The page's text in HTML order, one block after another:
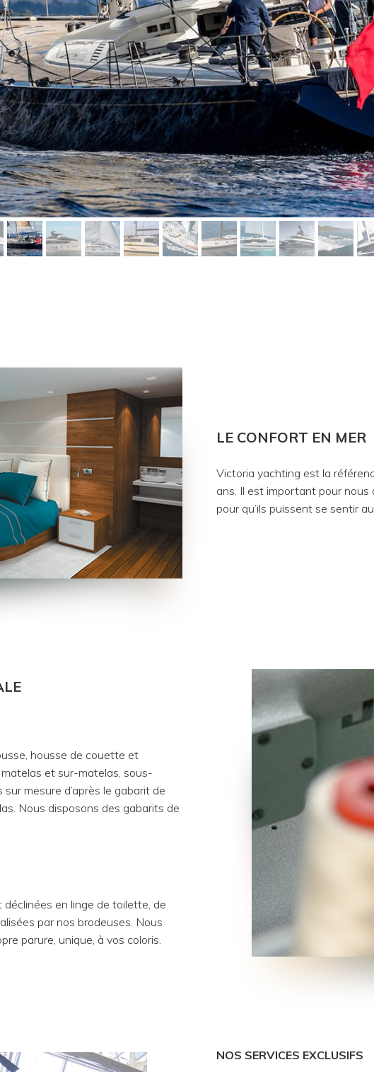
LE CONFORT EN MER
Victoria yachting est la
ans. Il est important pour nous
pour qu’ils puissent se sentir
housse de couette et
et sur-matelas, sous-
mesure d’après le gabarit de
Nous disposons des gabarits de
en linge de toilette, de
par nos brodeuses. Nous
parure, unique, à vos coloris.
NOS SERVICES EXCLUSIFS